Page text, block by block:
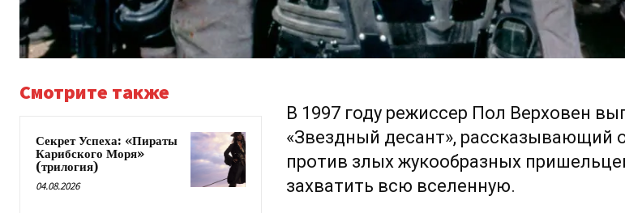
Смотрите также
Секрет Успеха: «Пираты
Карибского Моря»
(трилогия)
04.08.2026
В 1997 году режиссер Пол Верховен
«Звездный десант»,
против злых жукообразных
захватить всю вселенную.